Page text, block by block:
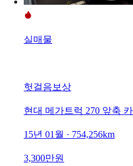
실매물
헛걸음보상
현대 메가트럭 270 앞축
15년 01월 · 754,256km
3,300만원